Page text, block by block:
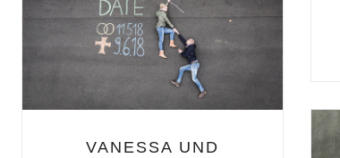
VANESSA UND